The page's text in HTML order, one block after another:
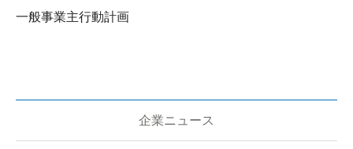
一般事業主行動計画
企業ニュース